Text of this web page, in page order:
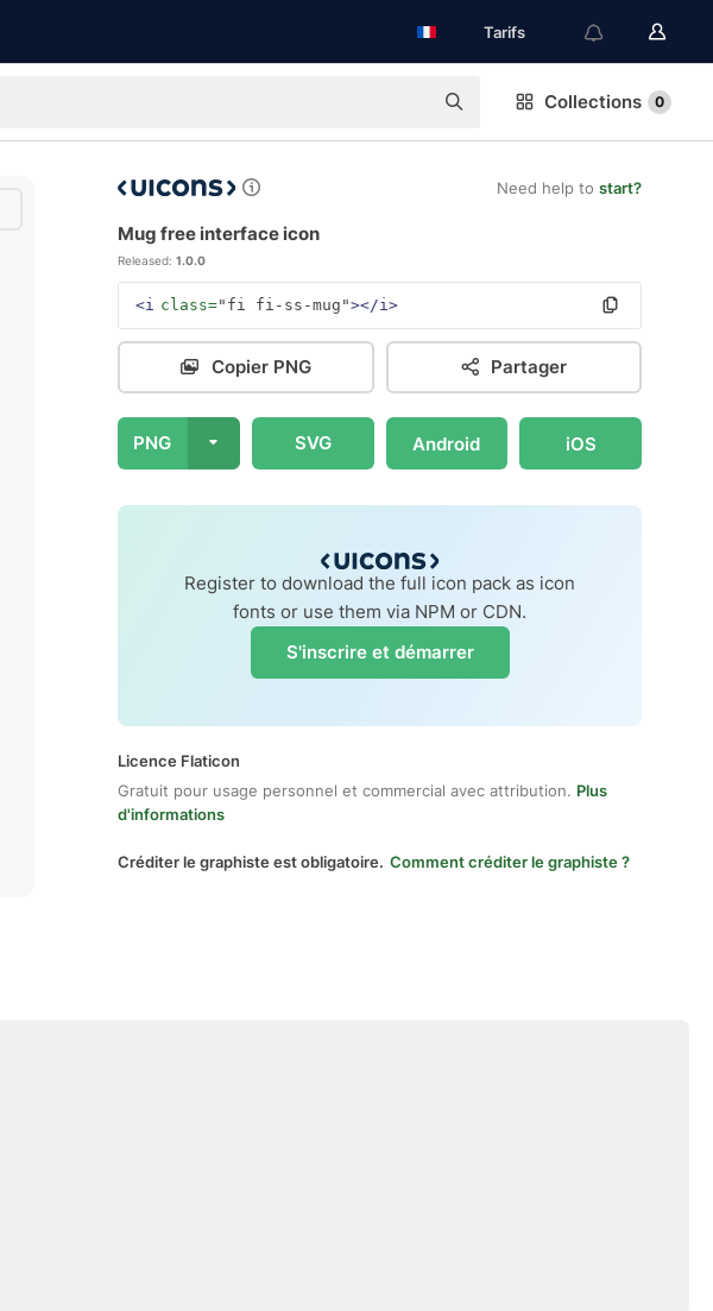
Tarifs
Collections 0
Need help to start?
Mug free interface icon
Released: 1.0.0
<i class="fi fi-ss-mug"></i>
Copier PNG Partager
PNG SVG Android iOS
Register to download the full icon pack as icon
fonts or use them via NPM or CDN.
S'inscrire et démarrer
Licence Flaticon
Gratuit pour usage personnel et commercial avec attribution. Plus
d'informations
Créditer le graphiste est obligatoire. Comment créditer le graphiste ?